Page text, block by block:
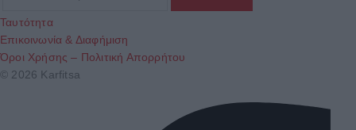
Ταυτότητα
Επικοινωνία & Διαφήμιση
Όροι Χρήσης – Πολιτική Απορρήτου
© 2026 Karfitsa